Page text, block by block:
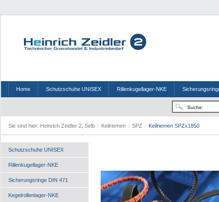
Home Schutzschuhe UNISEX Rillenkugellager-NKE
Sie sind hier: Heinrich Zeidler 2, Selb / Keilriemen / SPZ / Keilriemen SPZx1850
Schutzschuhe UNISEX
Rillenkugellager-NKE
Sicherungsringe DIN 471
Kegelrollenlager-NKE